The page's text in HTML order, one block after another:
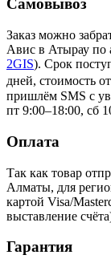
Самовывоз
Заказ можно
Авис в Атырау по
2GIS). Срок
дней, стоимость
пришлём SMS с
пт 9:00–18:00, сб
Оплата
Так как товар
Алматы, для
картой Visa/
выставление
Гарантия